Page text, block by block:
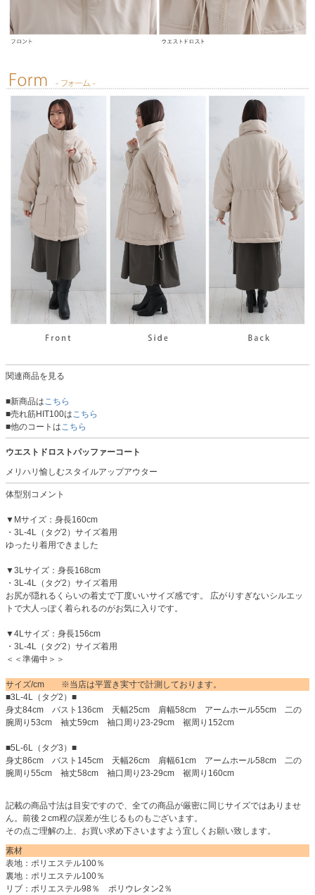
関連商品を見る
■新商品は こちら
■売れ筋HIT100は こちら
■他のコートは こちら
ウエストドロストパッファーコート
メリハリ愉しむスタイルアップアウター
体型別コメント
▼Mサイズ：身長160cm
・3L-4L（タグ2）サイズ着用
ゆったり着用できました
▼3Lサイズ：身長168cm
・3L-4L（タグ2）サイズ着用
お尻が隠れるくらいの着丈で丁度いいサイズ感です。 広がりすぎないシルエッ
トで大人っぽく着られるのがお気に入りです。
▼4Lサイズ：身長156cm
・3L-4L（タグ2）サイズ着用
＜＜準備中＞＞
サイズ/cm ※当店は平置き実寸で計測しております。
■3L-4L（タグ2）■
身丈84cm バスト136cm 天幅25cm 肩幅58cm アームホール55cm 二の
腕周り53cm 袖丈59cm 袖口周り23-29cm 裾周り152cm
■5L-6L（タグ3）■
身丈86cm バスト145cm 天幅26cm 肩幅61cm アームホール58cm 二の
腕周り55cm 袖丈58cm 袖口周り23-29cm 裾周り160cm
記載の商品寸法は目安ですので、全ての商品が厳密に同じサイズではありませ
ん。前後２cm程の誤差が生じるものもございます。
その点ご理解の上、お買い求め下さいますよう宜しくお願い致します。
素材
表地：ポリエステル100％
裏地：ポリエステル100％
リブ：ポリエステル98％ ポリウレタン2％